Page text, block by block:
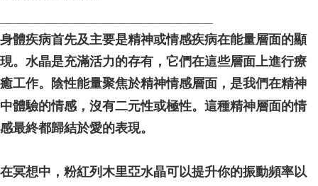
身體疾病首先及主要是精神或情感疾病在能量層面的顯
現。水晶是充滿活力的存有，它們在這些層面上進行療
癒工作。陰性能量聚焦於精神情感層面，是我們在精神
中體驗的情感，沒有二元性或極性。這種精神層面的情
感最終都歸結於愛的表現。
在冥想中，粉紅列木里亞水晶可以提升你的振動頻率以